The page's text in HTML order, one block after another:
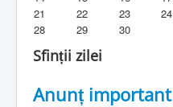
Alte legaturi
Biblioteca Parohiei
Foaia Parohiei
Activitati copii si tineri
21
22 23 24
28
29 30
Sfinții zilei
Anunț important